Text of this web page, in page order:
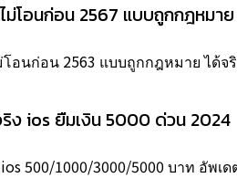
ม่โอนก่อน 2567 แบบถูกกฎหมา
อนก่อน 2563 แบบถูกกฎหมาย ได้จ
ง ios ยืมเงิน 5000 ด่วน 2024
500/1000/3000/5000 บาท อัพเด